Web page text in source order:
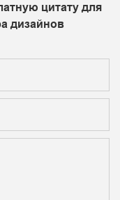
цитату для
дизайнов